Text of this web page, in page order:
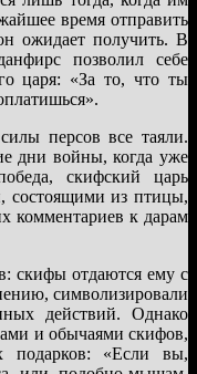
время отправить
ожидает получить. В
позволил себе
царя: «За то, что ты
персов все таяли.
дни войны, когда уже
скифский царь
состоящими из птицы,
комментариев к дарам
скифы отдаются ему с
символизировали
действий. Однако
и обычаями скифов,
подарков: «Если вы,